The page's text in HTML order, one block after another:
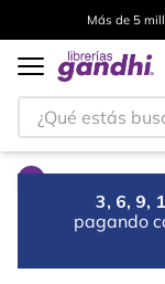
Más de 5
¿Qué estás
3, 6, 9,
pagando